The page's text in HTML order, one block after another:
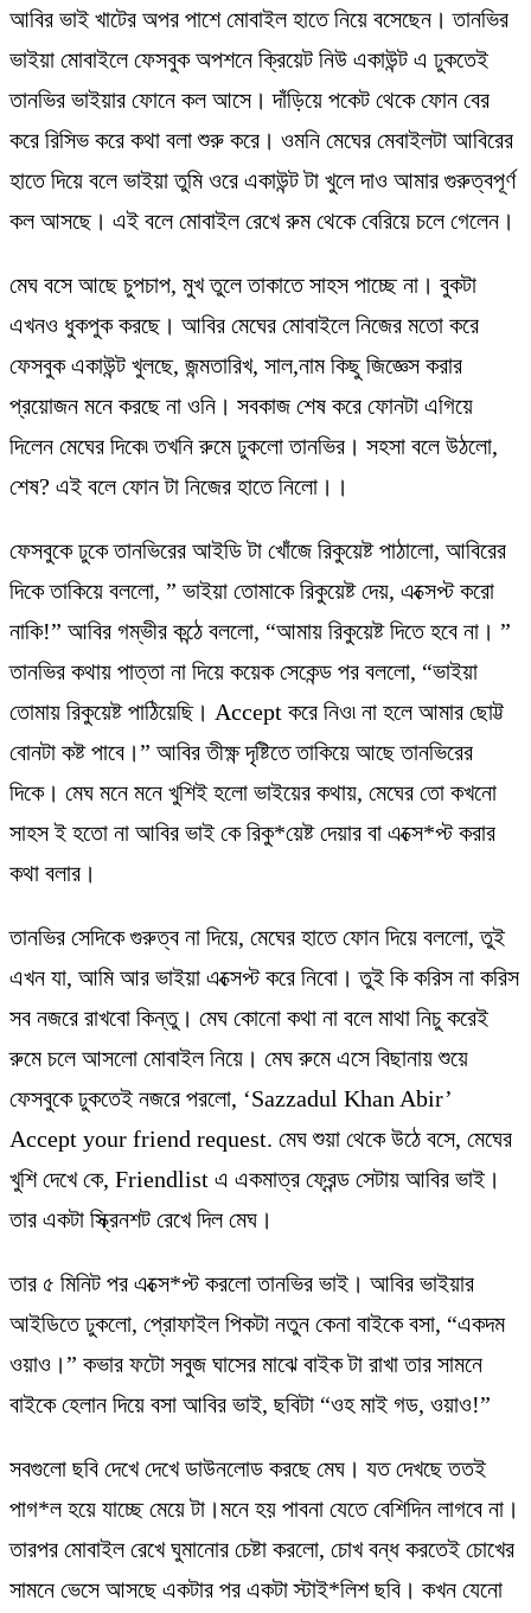
আবির ভাই খাটের অপর পাশে মোবাইল হাতে নিয়ে বসেছেন। তানভির
ভাইয়া মোবাইলে ফেসবুক অপশনে ক্রিয়েট নিউ একাউন্ট এ ঢুকতেই
তানভির ভাইয়ার ফোনে কল আসে। দাঁড়িয়ে পকেট থেকে ফোন বের
করে রিসিভ করে কথা বলা শুরু করে। ওমনি মেঘের মেবাইলটা আবিরের
হাতে দিয়ে বলে ভাইয়া তুমি ওরে একাউন্ট টা খুলে দাও আমার গুরুত্বপূর্ণ
কল আসছে। এই বলে মোবাইল রেখে রুম থেকে বেরিয়ে চলে গেলেন।
মেঘ বসে আছে চুপচাপ, মুখ তুলে তাকাতে সাহস পাচ্ছে না। বুকটা
এখনও ধুকপুক করছে। আবির মেঘের মোবাইলে নিজের মতো করে
ফেসবুক একাউন্ট খুলছে, জন্মতারিখ, সাল,নাম কিছু জিজ্ঞেস করার
প্রয়োজন মনে করছে না ওনি। সবকাজ শেষ করে ফোনটা এগিয়ে
দিলেন মেঘের দিকে৷ তখনি রুমে ঢুকলো তানভির। সহসা বলে উঠলো,
শেষ? এই বলে ফোন টা নিজের হাতে নিলো।।
ফেসবুকে ঢুকে তানভিরের আইডি টা খোঁজে রিকুয়েষ্ট পাঠালো, আবিরের
দিকে তাকিয়ে বললো, ” ভাইয়া তোমাকে রিকুয়েষ্ট দেয়, এক্সেপ্ট করো
নাকি!” আবির গম্ভীর কন্ঠে বললো, “আমায় রিকুয়েষ্ট দিতে হবে না। ”
তানভির কথায় পাত্তা না দিয়ে কয়েক সেকেন্ড পর বললো, “ভাইয়া
তোমায় রিকুয়েষ্ট পাঠিয়েছি। Accept করে নিও৷ না হলে আমার ছোট্ট
বোনটা কষ্ট পাবে।” আবির তীক্ষ্ণ দৃষ্টিতে তাকিয়ে আছে তানভিরের
দিকে। মেঘ মনে মনে খুশিই হলো ভাইয়ের কথায়, মেঘের তো কখনো
সাহস ই হতো না আবির ভাই কে রিকু*য়েষ্ট দেয়ার বা এক্সে*প্ট করার
কথা বলার।
তানভির সেদিকে গুরুত্ব না দিয়ে, মেঘের হাতে ফোন দিয়ে বললো, তুই
এখন যা, আমি আর ভাইয়া এক্সেপ্ট করে নিবো। তুই কি করিস না করিস
সব নজরে রাখবো কিন্তু। মেঘ কোনো কথা না বলে মাথা নিচু করেই
রুমে চলে আসলো মোবাইল নিয়ে। মেঘ রুমে এসে বিছানায় শুয়ে
ফেসবুকে ঢুকতেই নজরে পরলো, ‘Sazzadul Khan Abir’
Accept your friend request. মেঘ শুয়া থেকে উঠে বসে, মেঘের
খুশি দেখে কে, Friendlist এ একমাত্র ফ্রেন্ড সেটায় আবির ভাই।
তার একটা স্ক্রিনশট রেখে দিল মেঘ।
তার ৫ মিনিট পর এক্সে*প্ট করলো তানভির ভাই। আবির ভাইয়ার
আইডিতে ঢুকলো, প্রোফাইল পিকটা নতুন কেনা বাইকে বসা, “একদম
ওয়াও।” কভার ফটো সবুজ ঘাসের মাঝে বাইক টা রাখা তার সামনে
বাইকে হেলান দিয়ে বসা আবির ভাই, ছবিটা “ওহ মাই গড, ওয়াও!”
সবগুলো ছবি দেখে দেখে ডাউনলোড করছে মেঘ। যত দেখছে ততই
পাগ*ল হয়ে যাচ্ছে মেয়ে টা।মনে হয় পাবনা যেতে বেশিদিন লাগবে না।
তারপর মোবাইল রেখে ঘুমানোর চেষ্টা করলো, চোখ বন্ধ করতেই চোখের
সামনে ভেসে আসছে একটার পর একটা স্টাই*লিশ ছবি। কখন যেনো